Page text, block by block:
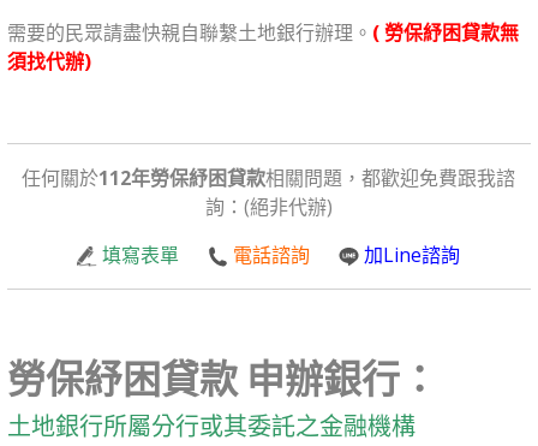
需要的民眾請盡快親自聯繫土地銀行辦理。 ( 勞保紓困貸款無
須找代辦)
任何關於112年勞保紓困貸款相關問題，都歡迎免費跟我諮
詢：(絕非代辦)
填寫表單
電話諮詢 加Line諮詢
勞保紓困貸款 申辦銀行：
土地銀行所屬分行或其委託之金融機構